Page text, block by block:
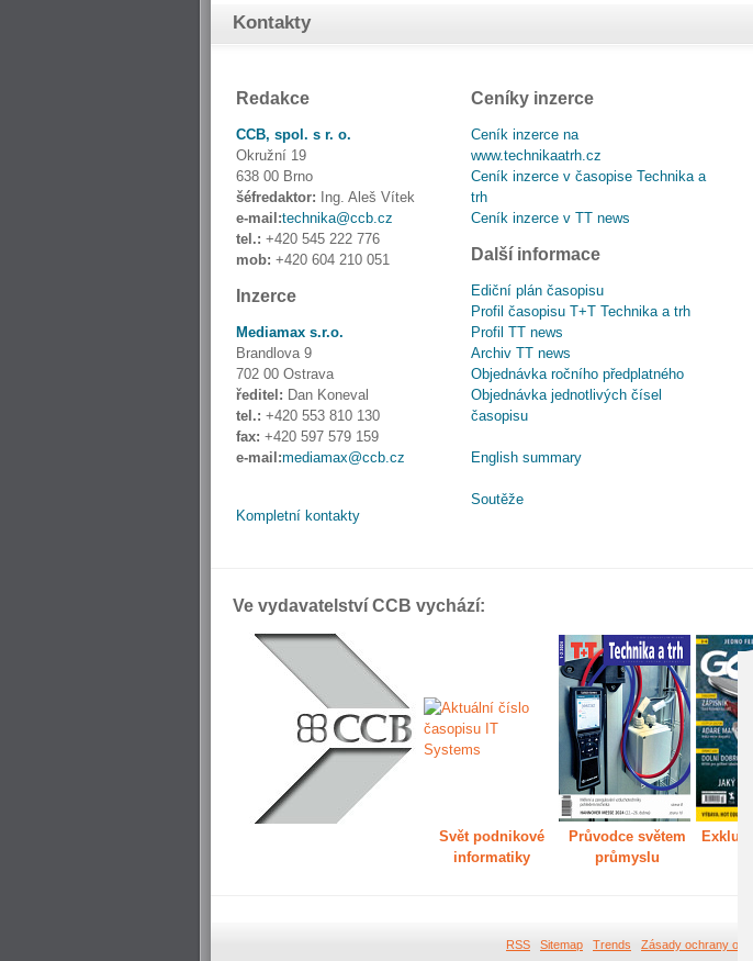
Kontakty
Redakce
CCB, spol. s r. o.
Okružní 19
638 00 Brno
šéfredaktor: Ing. Aleš Vítek
e-mail:technika@ccb.cz
tel.: +420 545 222 776
mob: +420 604 210 051
Inzerce
Mediamax s.r.o.
Brandlova 9
702 00 Ostrava
ředitel: Dan Koneval
tel.: +420 553 810 130
fax: +420 597 579 159
e-mail:mediamax@ccb.cz
Kompletní kontakty
Ceníky inzerce
Ceník inzerce na
www.technikaatrh.cz
Ceník inzerce v časopise Technika a
trh
Ceník inzerce v TT news
Další informace
Ediční plán časopisu
Profil časopisu T+T Technika a trh
Profil TT news
Archiv TT news
Objednávka ročního předplatného
Objednávka jednotlivých čísel
časopisu
English summary
Soutěže
Ve vydavatelství CCB vychází:
Svět podnikové
informatiky
Průvodce světem
průmyslu
RSS Sitemap Trends Zásady ochrany